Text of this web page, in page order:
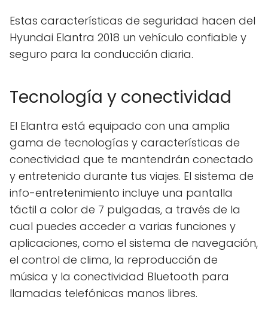
Estas características de seguridad hacen del
Hyundai Elantra 2018 un vehículo confiable y
seguro para la conducción diaria.
Tecnología y conectividad
El Elantra está equipado con una amplia
gama de tecnologías y características de
conectividad que te mantendrán conectado
y entretenido durante tus viajes. El sistema de
info-entretenimiento incluye una pantalla
táctil a color de 7 pulgadas, a través de la
cual puedes acceder a varias funciones y
aplicaciones, como el sistema de navegación,
el control de clima, la reproducción de
música y la conectividad Bluetooth para
llamadas telefónicas manos libres.